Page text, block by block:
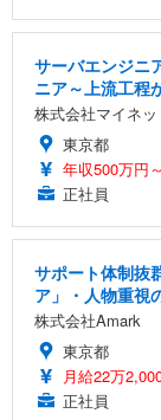
サーバエンジニ
ニア～上流工程
株式会社マイネッ
東京都
年収500万円
正社員
サポート体制抜
ア」・人物重視
株式会社Amark
東京都
月給22万
正社員